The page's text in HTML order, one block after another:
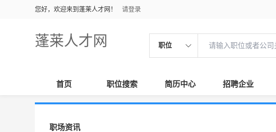
您好，欢迎来到蓬莱人才网！ 请登录
蓬莱人才网 职位
首页 职位搜索 简历中心 招聘企业
职场资讯